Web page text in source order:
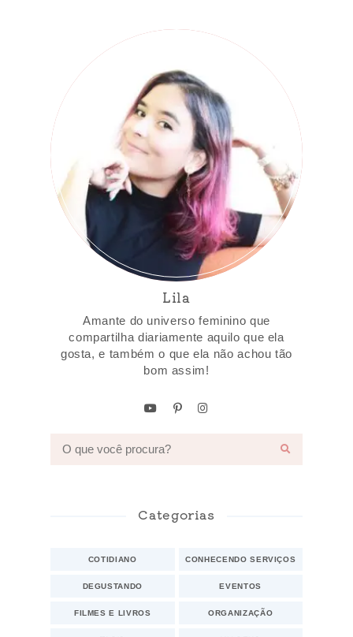
Lila
Amante do universo feminino que
compartilha diariamente aquilo que ela
gosta, e também o que ela não achou tão
bom assim!
Categorias
COTIDIANO CONHECENDO SERVIÇOS
DEGUSTANDO EVENTOS
FILMES E LIVROS ORGANIZAÇÃO